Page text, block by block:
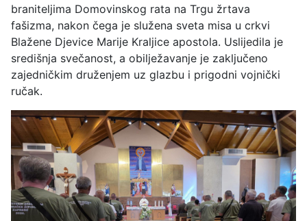
braniteljima Domovinskog rata na Trgu žrtava
fašizma, nakon čega je služena sveta misa u crkvi
Blažene Djevice Marije Kraljice apostola. Uslijedila je
središnja svečanost, a obilježavanje je zaključeno
zajedničkim druženjem uz glazbu i prigodni vojnički
ručak.